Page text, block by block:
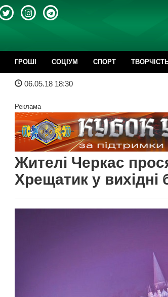
ГРОШІ CОЦІУМ СПОРТ
06.05.18 18:30
Реклама
Жителі Черкас
Хрещатик у вихідні